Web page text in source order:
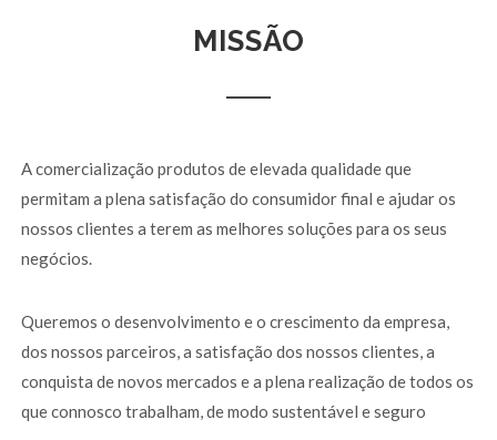
MISSÃO
A comercialização produtos de elevada qualidade que
permitam a plena satisfação do consumidor final e ajudar os
nossos clientes a terem as melhores soluções para os seus
negócios.
Queremos o desenvolvimento e o crescimento da empresa,
dos nossos parceiros, a satisfação dos nossos clientes, a
conquista de novos mercados e a plena realização de todos os
que connosco trabalham, de modo sustentável e seguro